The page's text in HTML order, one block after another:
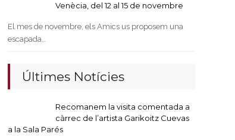
Venècia, del 12 al 15 de novembre
El mes de novembre, els Amics us proposem una
escapada…
Últimes Notícies
Recomanem la visita comentada a
càrrec de l’artista Garikoitz Cuevas
a la Sala Parés